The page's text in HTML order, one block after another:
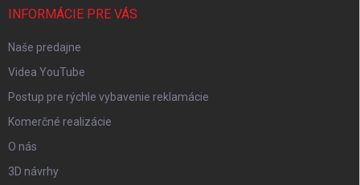
INFORMÁCIE PRE VÁS
Naše predajne
Videa YouTube
Postup pre rýchle vybavenie reklamácie
Komerčné realizácie
O nás
3D návrhy